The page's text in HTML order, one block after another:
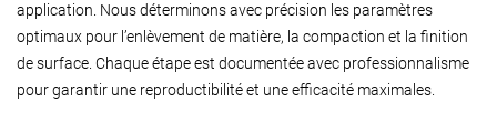
application. Nous déterminons avec précision les paramètres
optimaux pour l’enlèvement de matière, la compaction et la finition
de surface. Chaque étape est documentée avec professionnalisme
pour garantir une reproductibilité et une efficacité maximales.